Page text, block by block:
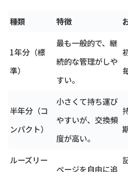
種類 特徴
1年分（標
準）
最も一般的で、継
続的な管理がしや
すい。
半年分（コ
ンパクト）
小さくて持ち運び
やすいが、交換頻
度が高い。
ルーズリー
ページを自由に追